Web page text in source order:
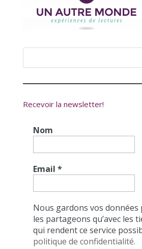
Recevoir la newsletter!
Nom
Email *
Nous gardons vos données
les partageons qu’avec les
qui rendent ce service
politique de confidentialité.